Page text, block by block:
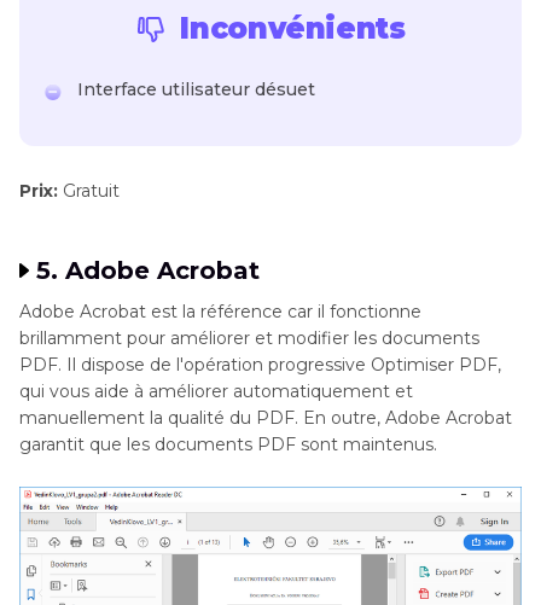
Inconvénients
Interface utilisateur désuet
Prix: Gratuit
5. Adobe Acrobat
Adobe Acrobat est la référence car il fonctionne
brillamment pour améliorer et modifier les documents
PDF. Il dispose de l'opération progressive Optimiser PDF,
qui vous aide à améliorer automatiquement et
manuellement la qualité du PDF. En outre, Adobe Acrobat
garantit que les documents PDF sont maintenus.